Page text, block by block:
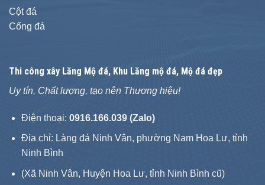
Cột đá
Cổng đá
Thi công xây Lăng Mộ đá, Khu Lăng mộ đá, Mộ đá đẹp
Uy tín, Chất lượng, tạo nên Thương hiệu!
Điện thoại: 0916.166.039 (Zalo)
Địa chỉ: Làng đá Ninh Vân, phường Nam Hoa Lư, tỉnh
Ninh Bình
(Xã Ninh Vân, Huyện Hoa Lư, tỉnh Ninh Bình cũ)